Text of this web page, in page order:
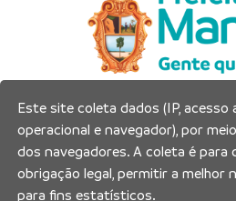
Prefeitura Municipal
Município de
Av. Brasil, 2971 –
Este site coleta dados (IP, acesso
operacional e navegador), por
dos navegadores. A coleta é para
obrigação legal, permitir a melhor
para fins estatísticos.